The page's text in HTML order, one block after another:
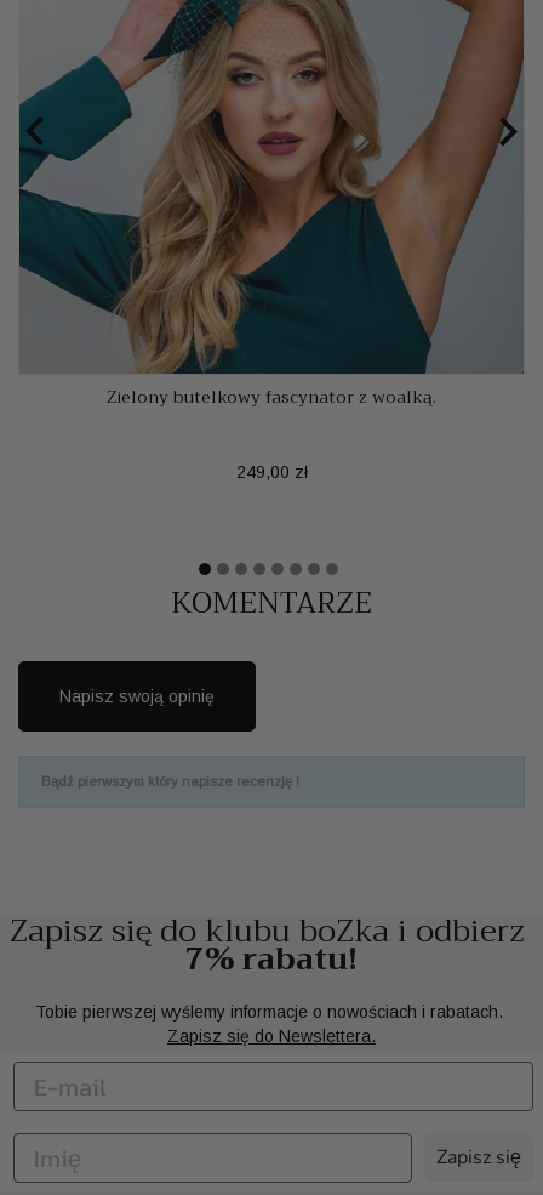
Zielony butelkowy fascynator z woalką.
Cena
249,00 zł
 
KOMENTARZE
Napisz swoją opinię
Bądź pierwszym który napisze recenzję !
Zapisz się do klubu boZka i odbierz
7% rabatu!
Tobie pierwszej wyślemy informacje o nowościach i rabatach.
Zapisz się do Newslettera.
Zapisz się